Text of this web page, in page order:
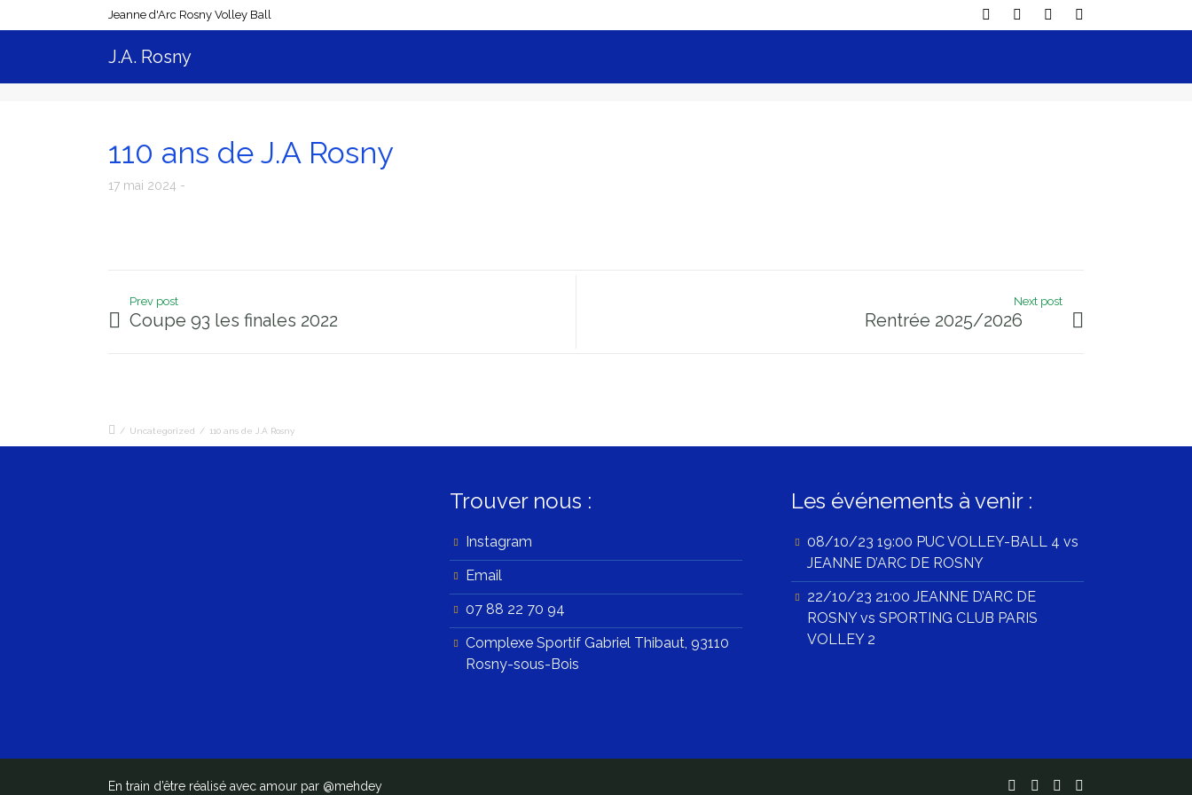
Jeanne d'Arc Rosny Volley Ball
J.A. Rosny
110 ans de J.A Rosny
17 mai 2024
Prev post
Coupe 93 les finales 2022
Next post
Rentrée 2025/2026
/ Uncategorized / 110 ans de J.A Rosny
Trouver nous :
Instagram
Email
07 88 22 70 94
Complexe Sportif Gabriel Thibaut, 93110
Rosny-sous-Bois
Les événements à venir :
08/10/23 19:00 PUC VOLLEY-BALL 4 vs
JEANNE D’ARC DE ROSNY
22/10/23 21:00 JEANNE D’ARC DE
ROSNY vs SPORTING CLUB PARIS
VOLLEY 2
En train d’être réalisé avec amour par @mehdey